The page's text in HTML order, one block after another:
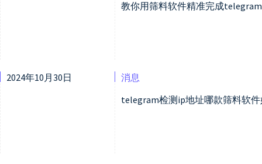
教你用筛料软件精准完成
2024年10月30日
消息
telegram检测ip地址哪款筛料软